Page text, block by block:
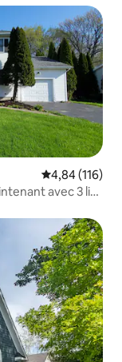
Évaluation
4,84 (116)
avec 3 lits